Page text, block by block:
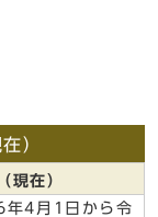
）
現在）
年4月1日から令